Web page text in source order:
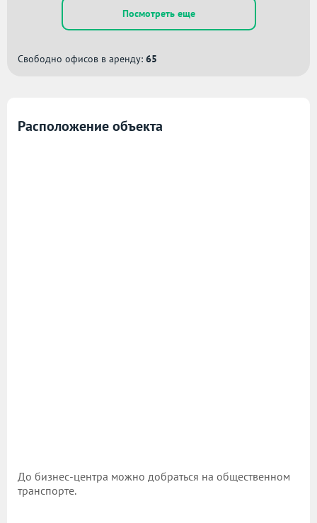
Посмотреть еще
Свободно офисов в аренду: 65
Расположение объекта
До бизнес-центра можно добраться на общественном
транспорте.